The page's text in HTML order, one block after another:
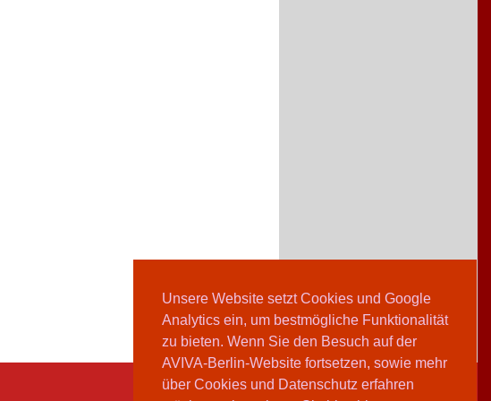
Unsere Website setzt Cookies und Google
Analytics ein, um bestmögliche Funktionalität
zu bieten. Wenn Sie den Besuch auf der
AVIVA-Berlin-Website fortsetzen, sowie mehr
über Cookies und Datenschutz erfahren